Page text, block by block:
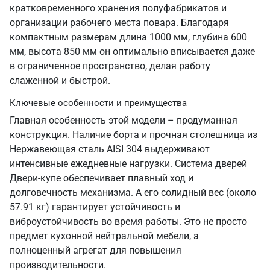
кратковременного хранения полуфабрикатов и
организации рабочего места повара. Благодаря
компактным размерам длина 1000 мм, глубина 600
мм, высота 850 мм он оптимально вписывается даже
в ограниченное пространство, делая работу
слаженной и быстрой.
Ключевые особенности и преимущества
Главная особенность этой модели – продуманная
конструкция. Наличие борта и прочная столешница из
Нержавеющая сталь AISI 304 выдерживают
интенсивные ежедневные нагрузки. Система дверей
Двери-купе обеспечивает плавный ход и
долговечность механизма. А его солидный вес (около
57.91 кг) гарантирует устойчивость и
виброустойчивость во время работы. Это не просто
предмет кухонной нейтральной мебели, а
полноценный агрегат для повышения
производительности.